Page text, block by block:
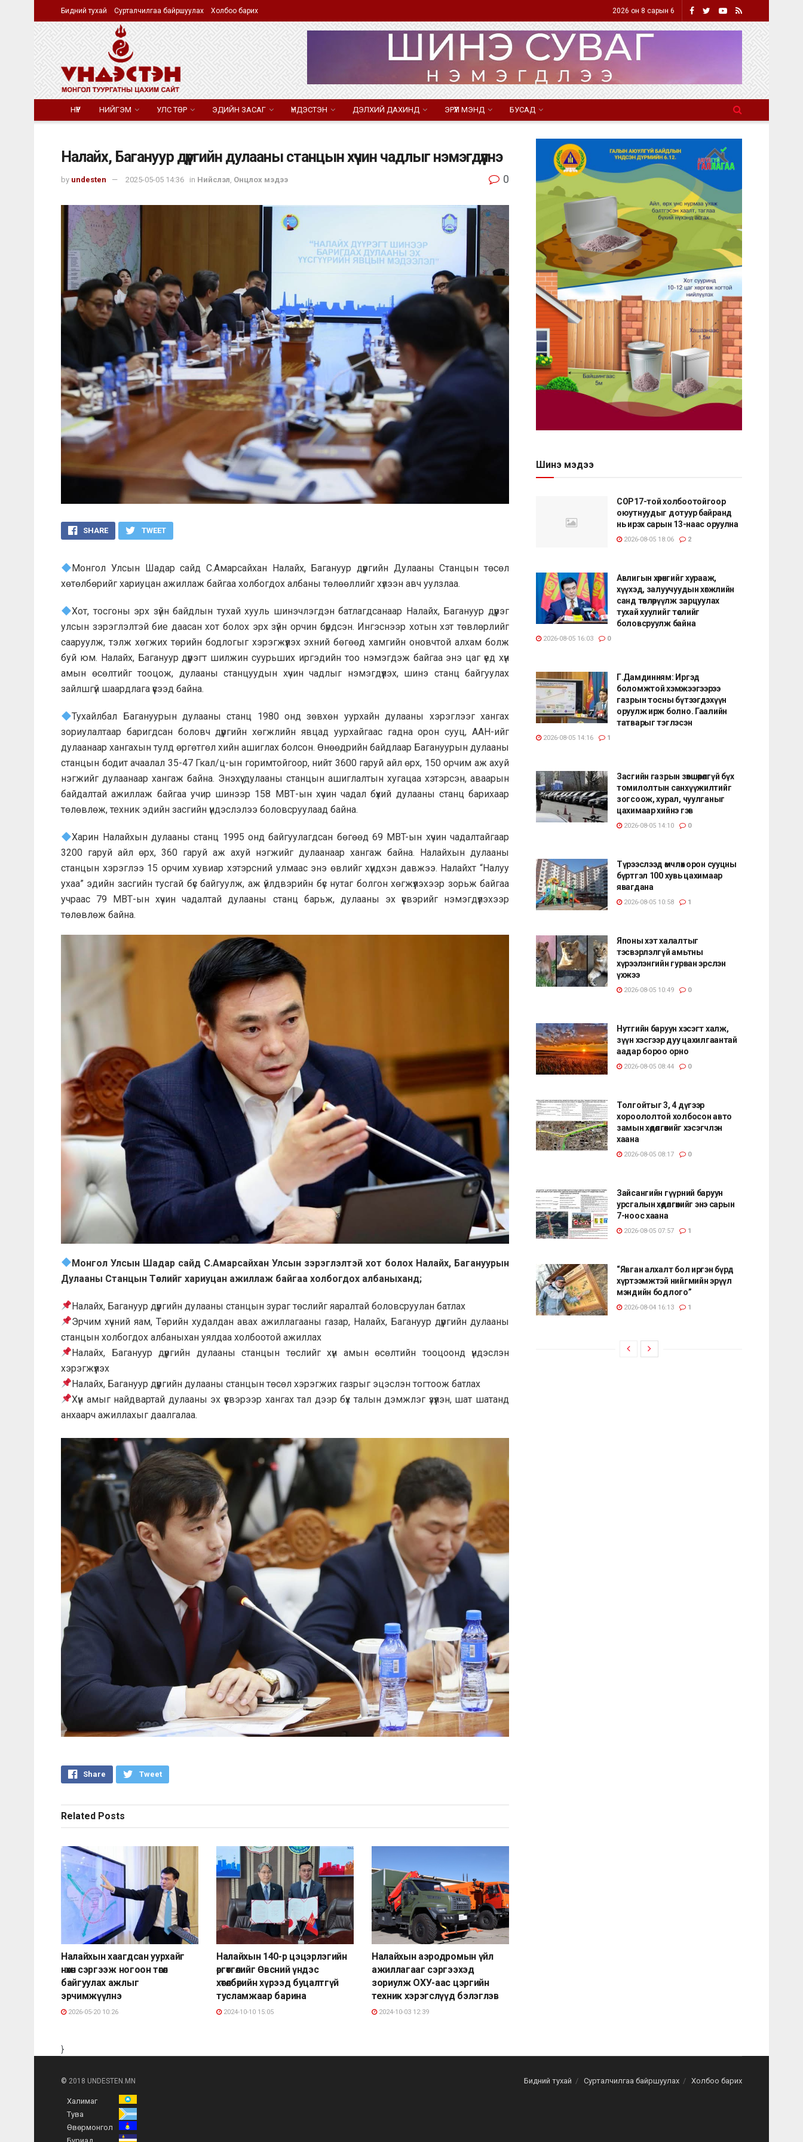
Бидний тухай Сурталчилгаа байршуулах Холбоо барих 2026 он 8 сарын 6
НҮҮР НИЙГЭМ УЛС ТӨР ЭДИЙН ЗАСАГ ҮНДЭСТЭН ДЭЛХИЙ ДАХИНД ЭРҮҮЛ МЭНД БУСАД
Налайх, Багануур дүүргийн дулааны станцын хүчин чадлыг нэмэгдүүлнэ
by undesten 2025-05-05 14:36 in Нийслэл, Онцлох мэдээ 0
SHARE TWEET
Монгол Улсын Шадар сайд С.Амарсайхан Налайх, Багануур дүүргийн Дулааны Станцын төсөл
хөтөлбөрийг хариуцан ажиллаж байгаа холбогдох албаны төлөөллийг хүлээн авч уулзлаа.
Хот, тосгоны эрх зүйн байдлын тухай хууль шинэчлэгдэн батлагдсанаар Налайх, Багануур дүүрэг
улсын зэрэглэлтэй бие даасан хот болох эрх зүйн орчин бүрдсэн. Ингэснээр хотын хэт төвлөрлийг
сааруулж, тэлж хөгжих төрийн бодлогыг хэрэгжүүлэх эхний бөгөөд хамгийн оновчтой алхам болж
буй юм. Налайх, Багануур дүүрэгт шилжин суурьших иргэдийн тоо нэмэгдэж байгаа энэ цаг үед хүн
амын өсөлтийг тооцож, дулааны станцуудын хүчин чадлыг нэмэгдүүлэх, шинэ станц байгуулах
зайлшгүй шаардлага үүсээд байна.
Тухайлбал Багануурын дулааны станц 1980 онд зөвхөн уурхайн дулааны хэрэглээг хангах
зориулалтаар баригдсан боловч дүүргийн хөгжлийн явцад уурхайгаас гадна орон сууц, ААН-ийг
дулаанаар хангахын тулд өргөтгөл хийн ашиглах болсон. Өнөөдрийн байдлаар Багануурын дулааны
станцын бодит ачаалал 35-47 Гкал/ц-ын горимтойгоор, нийт 3600 гаруй айл өрх, 150 орчим аж ахуй
нэгжийг дулаанаар хангаж байна. Энэхүү дулааны станцын ашиглалтын хугацаа хэтэрсэн, аваарын
байдалтай ажиллаж байгаа учир шинээр 158 МВТ-ын хүчин чадал бүхий дулааны станц барихаар
төлөвлөж, техник эдийн засгийн үндэслэлээ боловсруулаад байна.
Харин Налайхын дулааны станц 1995 онд байгуулагдсан бөгөөд 69 MBT-ын хүчин чадалтайгаар
3200 гаруй айл өрх, 360 гаруй аж ахуй нэгжийг дулаанаар хангаж байна. Налайхын дулааны
станцын хэрэглээ 15 орчим хувиар хэтэрсний улмаас энэ өвлийг хүндхэн давжээ. Налайхт “Налуу
ухаа” эдийн засгийн тусгай бүс байгуулж, аж үйлдвэрийн бүс нутаг болгон хөгжүүлэхээр зорьж байгаа
учраас 79 МВТ-ын хүчин чадалтай дулааны станц барьж, дулааны эх үүсвэрийг нэмэгдүүлэхээр
төлөвлөж байна.
Монгол Улсын Шадар сайд С.Амарсайхан Улсын зэрэглэлтэй хот болох Налайх, Багануурын
Дулааны Станцын Төслийг хариуцан ажиллаж байгаа холбогдох албаныханд;
Налайх, Багануур дүүргийн дулааны станцын зураг төслийг яаралтай боловсруулан батлах
Эрчим хүчний яам, Төрийн худалдан авах ажиллагааны газар, Налайх, Багануур дүүргийн дулааны
станцын холбогдох албаныхан уялдаа холбоотой ажиллах
Налайх, Багануур дүүргийн дулааны станцын төслийг хүн амын өсөлтийн тооцоонд үндэслэн
хэрэгжүүлэх
Налайх, Багануур дүүргийн дулааны станцын төсөл хэрэгжих газрыг эцэслэн тогтоож батлах
Хүн амыг найдвартай дулааны эх үүсвэрээр хангах тал дээр бүх талын дэмжлэг үзүүлэн, шат шатанд
анхаарч ажиллахыг даалгалаа.
Share Tweet
Related Posts
Налайхын хаагдсан уурхайг
нөхөн сэргээж ногоон төгөл
байгуулах ажлыг
эрчимжүүлнэ
2026-05-20 10:26
Налайхын 140-р цэцэрлэгийн
өргөтгөлийг Өвсний үндэс
хөтөлбөрийн хүрээд буцалтгүй
тусламжаар барина
2024-10-10 15:05
Налайхын аэродромын үйл
ажиллагааг сэргээхэд
зориулж ОХУ-аас цэргийн
техник хэрэгслүүд бэлэглэв
2024-10-03 12:39
}
Шинэ мэдээ
COP17-той холбоотойгоор
оюутнуудыг дотуур байранд
нь ирэх сарын 13-наас оруулна
2026-08-05 18:06 2
Авлигын хөрөнгийг хурааж,
хүүхэд, залуучуудын хөгжлийн
санд төвлөрүүлж зарцуулах
тухай хуулийг төслийг
боловсруулж байна
2026-08-05 16:03 0
Г.Дамдинням: Иргэд
боломжтой хэмжээгээрээ
газрын тосны бүтээгдэхүүн
оруулж ирж болно. Гаалийн
татварыг тэглэсэн
2026-08-05 14:16 1
Засгийн газрын зөвшөөрөлгүй бүх
томилолтын санхүүжилтийг
зогсоож, хурал, чуулганыг
цахимаар хийнэ гэв
2026-08-05 14:10 0
Түрээслээд өмчлөх орон сууцны
бүртгэл 100 хувь цахимаар
явагдана
2026-08-05 10:58 1
Японы хэт халалтыг
тэсвэрлэлгүй амьтны
хүрээлэнгийн гурван эрслэн
үхжээ
2026-08-05 10:49 0
Нутгийн баруун хэсэгт халж,
зүүн хэсгээр дуу цахилгаантай
аадар бороо орно
2026-08-05 08:44 0
Толгойтыг 3, 4 дүгээр
хороололтой холбосон авто
замын хөдөлгөөнийг хэсэгчлэн
хаана
2026-08-05 08:17 0
Зайсангийн гүүрний баруун
урсгалын хөдөлгөөнийг энэ сарын
7-ноос хаана
2026-08-05 07:57 1
“Явган алхалт бол иргэн бүрд
хүртээмжтэй нийгмийн эрүүл
мэндийн бодлого”
2026-08-04 16:13 1
Бидний тухай Сурталчилгаа байршуулах Холбоо барих
© 2018 UNDESTEN.MN
Халимаг
Тува
Өвөрмонгол